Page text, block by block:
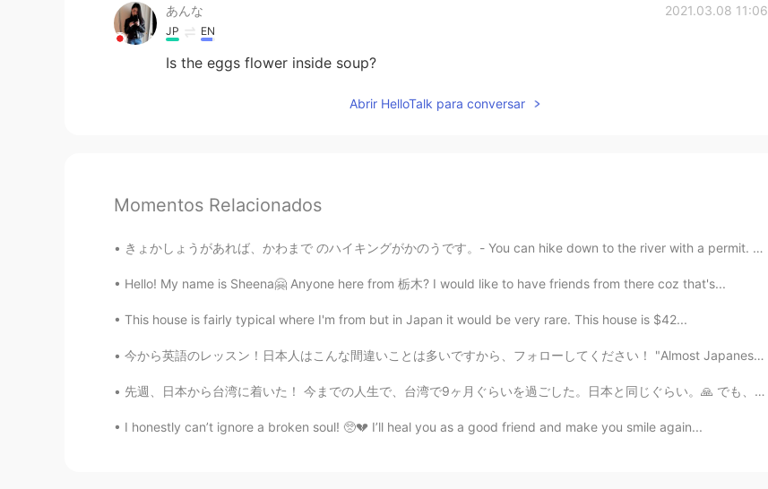
あんな 2021.03.08 11:06
JP EN
Is the eggs flower inside soup?
Abrir HelloTalk para conversar
Momentos Relacionados
きょかしょうがあれば、かわまで のハイキングがかのうです。- You can hike down to the river with a permit. Continuation of my ...
Hello! My name is Sheena🤗 Anyone here from 栃木? I would like to have friends from there coz that's...
This house is fairly typical where I'm from but in Japan it would be very rare. This house is $42...
今から英語のレッスン！日本人はこんな間違いことは多いですから、フォローしてください！ "Almost Japanese people like sushi"ってあってますか？ 違います！Al...
先週、日本から台湾に着いた！ 今までの人生で、台湾で9ヶ月ぐらいを過ごした。日本と同じぐらい。🙏 でも、本当は若いときに、カリフォルニアから絶対出ないと思った。🙊 誰も未来に何が起こるか知らない...
I honestly can’t ignore a broken soul! 🥺💔 I’ll heal you as a good friend and make you smile again...